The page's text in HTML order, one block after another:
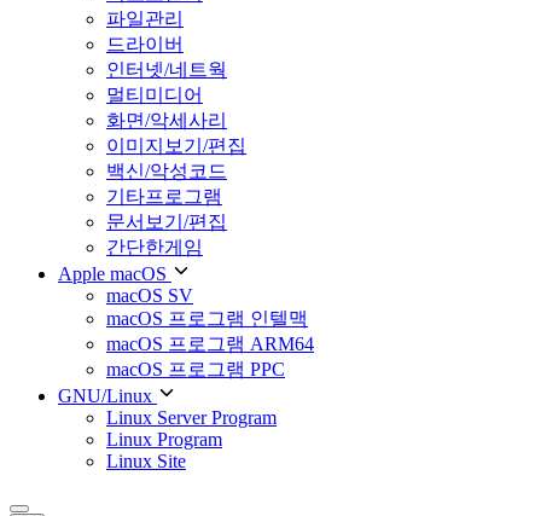
파일관리
드라이버
인터넷/네트웍
멀티미디어
화면/악세사리
이미지보기/편집
백신/악성코드
기타프로그램
문서보기/편집
간단한게임
Apple macOS
macOS SV
macOS 프로그램 인텔맥
macOS 프로그램 ARM64
macOS 프로그램 PPC
GNU/Linux
Linux Server Program
Linux Program
Linux Site